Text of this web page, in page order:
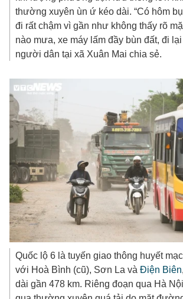
Quốc lộ 6 là tuyến giao thông huyết
với Hoà Bình (cũ), Sơn La vàĐiện Biên
dài gần 478 km. Riêng đoạn qua Hà
qua thường xuyên quá tải do mặt
cấp và mật độ phương tiện lớn.